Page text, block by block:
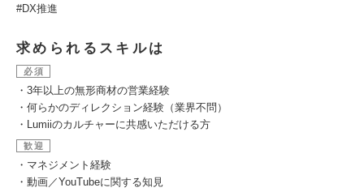
#DX推進
求められるスキルは
必須
・3年以上の無形商材の営業経験
・何らかのディレクション経験（業界不問）
・Lumiiのカルチャーに共感いただける方
歓迎
・マネジメント経験
・動画／YouTubeに関する知見